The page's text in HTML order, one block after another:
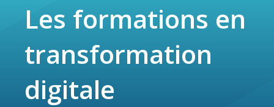
Les formations en
transformation
digitale